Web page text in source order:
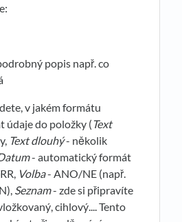
popis např. co
v jakém formátu
údaje do položky ( Text
Text dlouhý- několik
- automatický formát
Volba- ANO/NE (např.
Seznam- zde si připravíte
cihlový.... Tento